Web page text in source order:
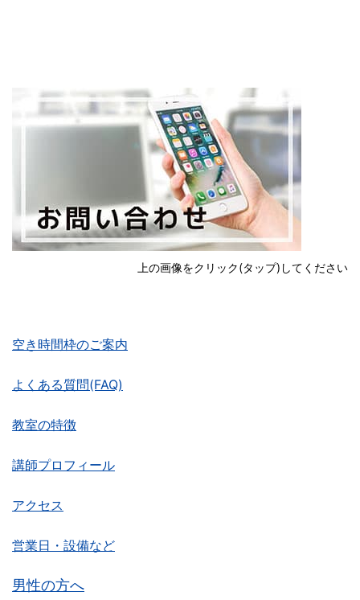
上の画像をクリック(タップ)してください
空き時間枠のご案内
よくある質問(FAQ)
教室の特徴
講師プロフィール
アクセス
営業日・設備など
男性の方へ